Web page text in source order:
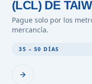
(LCL) DE
Pague solo por los
mercancía.
35 – 50 DÍAS